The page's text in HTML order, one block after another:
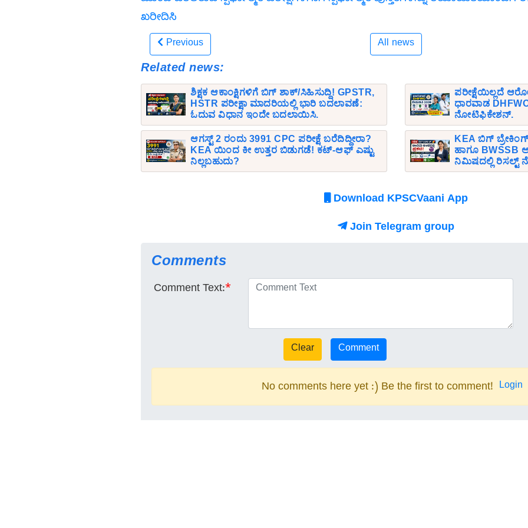
ಖರೀದಿಸಿ
Previous All news
Related news:
ಶಿಕ್ಷಕ ಆಕಾಂಕ್ಷಿಗಳಿಗೆ ಬಿಗ್ ಶಾಕ್/ಸಿಹಿಸುದ್ದಿ! GPSTR,
HSTR ಪರೀಕ್ಷಾ ಮಾದರಿಯಲ್ಲಿ ಭಾರಿ ಬದಲಾವಣೆ:
ಓದುವ ವಿಧಾನ ಇಂದೇ ಬದಲಾಯಿಸಿ.
ಪರೀಕ್ಷೆಯಿಲ್ಲದೆ
ಧಾರವಾಡ
ನೋಟಿಫಿಕೇಶನ್.
ಆಗಸ್ಟ್ 2 ರಂದು 3991 CPC ಪರೀಕ್ಷೆ ಬರೆದಿದ್ದೀರಾ?
KEA ಯಿಂದ ಕೀ ಉತ್ತರ ಬಿಡುಗಡೆ! ಕಟ್-ಆಫ್ ಎಷ್ಟು
ನಿಲ್ಲಬಹುದು?
KEA ಬಿಗ್
ಹಾಗೂ BWSSB
ನಿಮಿಷದಲ್ಲಿ ರಿಸಲ್ಟ್
Download KPSCVaani App
Join Telegram group
Comments
Comment Text:*
No comments here yet :) Be the first to comment! Login